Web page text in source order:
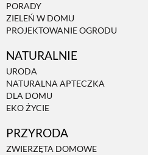
PORADY
ZIELEŃ W DOMU
PROJEKTOWANIE OGRODU
NATURALNIE
URODA
NATURALNA APTECZKA
DLA DOMU
EKO ŻYCIE
PRZYRODA
ZWIERZĘTA DOMOWE
NATURALNA